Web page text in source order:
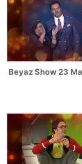
Beyaz Show 23